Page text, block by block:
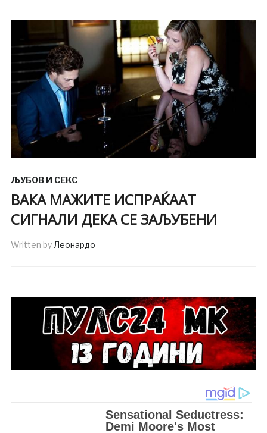
ЉУБОВ И СЕКС
ВАКА МАЖИТЕ ИСПРАЌААТ
СИГНАЛИ ДЕКА СЕ ЗАЉУБЕНИ
Written byЛеонардо